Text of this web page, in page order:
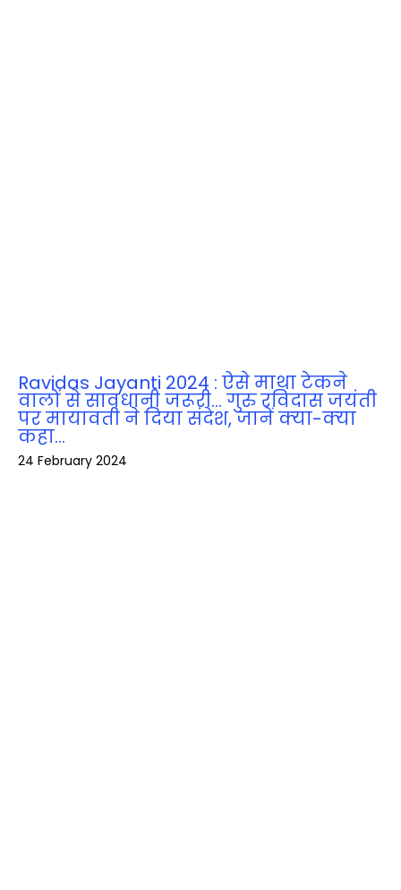
Ravidas Jayanti 2024 : ऐसे माथा टेकने
वालों से सावधानी जरूरी… गुरु रविदास जयंती
पर मायावती ने दिया संदेश, जानें क्‍या-क्‍या
कहा…
24 February 2024